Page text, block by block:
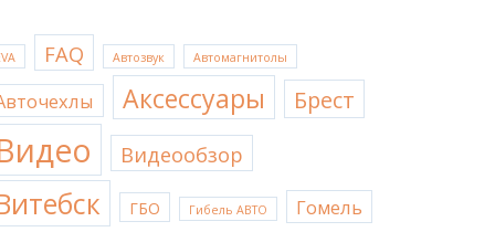
FAQ Автозвук Автомагнитолы
Аксессуары Брест
Видеообзор
ГБО Гибель АВТО Гомель